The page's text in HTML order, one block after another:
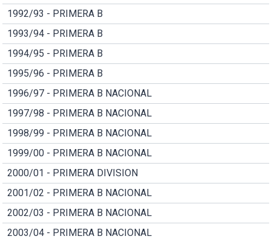
1992/93 - PRIMERA B
1993/94 - PRIMERA B
1994/95 - PRIMERA B
1995/96 - PRIMERA B
1996/97 - PRIMERA B NACIONAL
1997/98 - PRIMERA B NACIONAL
1998/99 - PRIMERA B NACIONAL
1999/00 - PRIMERA B NACIONAL
2000/01 - PRIMERA DIVISION
2001/02 - PRIMERA B NACIONAL
2002/03 - PRIMERA B NACIONAL
2003/04 - PRIMERA B NACIONAL